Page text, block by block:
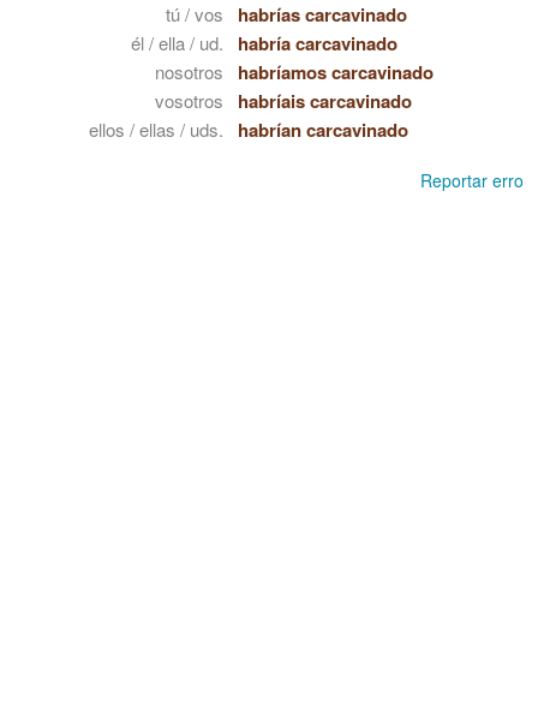
tú / vos habrías carcavinado
él / ella / ud. habría carcavinado
nosotros habríamos carcavinado
vosotros habríais carcavinado
ellos / ellas / uds. habrían carcavinado
Reportar erro